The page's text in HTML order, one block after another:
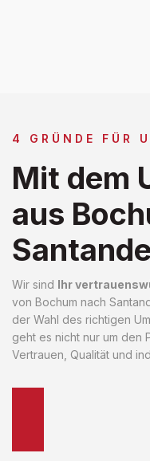
4 GRÜNDE FÜR
Mit dem
aus
Wir sind Ihr
von Bochum nach
der Wahl des richtigen
geht es nicht nur um den
Vertrauen, Qualität und